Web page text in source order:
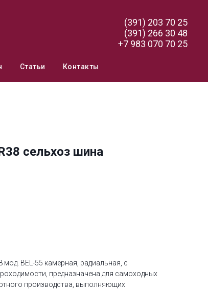
(391) 203 70 25
(391) 266 30 48
+7 983 070 70 25
Статьи Контакты
сельхоз шина
BEL-55 камерная, радиальная, с
предназначена для самоходных
производства, выполняющих